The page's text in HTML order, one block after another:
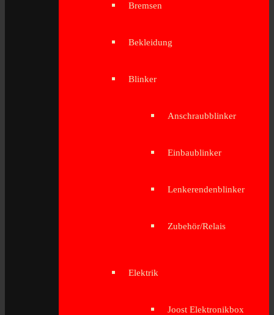
Bremsen
Bekleidung
Blinker
Anschraubblinker
Einbaublinker
Lenkerendenblinker
Zubehör/Relais
Elektrik
Joost Elektronikbox